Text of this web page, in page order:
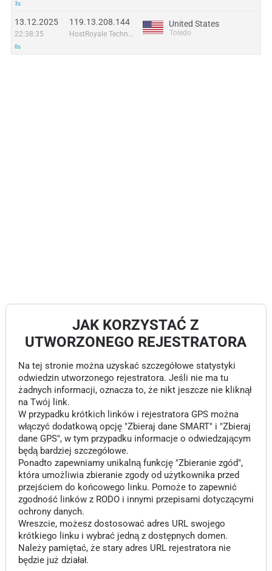
3s
13.12.2025
22:38:35
0s
119.13.208.144
HostRoyale Technologies Pvt Ltd
United States
Toledo
JAK KORZYSTAĆ Z
UTWORZONEGO REJESTRATORA
Na tej stronie można uzyskać szczegółowe statystyki
odwiedzin utworzonego rejestratora. Jeśli nie ma tu
żadnych informacji, oznacza to, że nikt jeszcze nie kliknął
na Twój link.
W przypadku krótkich linków i rejestratora GPS można
włączyć dodatkową opcję "Zbieraj dane SMART" i "Zbieraj
dane GPS", w tym przypadku informacje o odwiedzającym
będą bardziej szczegółowe.
Ponadto zapewniamy unikalną funkcję "Zbieranie zgód",
która umożliwia zbieranie zgody od użytkownika przed
przejściem do końcowego linku. Pomoże to zapewnić
zgodność linków z RODO i innymi przepisami dotyczącymi
ochrony danych.
Wreszcie, możesz dostosować adres URL swojego
krótkiego linku i wybrać jedną z dostępnych domen.
Należy pamiętać, że stary adres URL rejestratora nie
będzie już działał.